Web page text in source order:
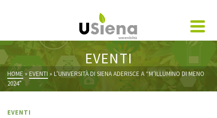
EVENTI
HOME » EVENTI » L’UNIVERSITÀ DI SIENA ADERISCE A “M’ILLUMINO DI MENO
2024”
EVENTI